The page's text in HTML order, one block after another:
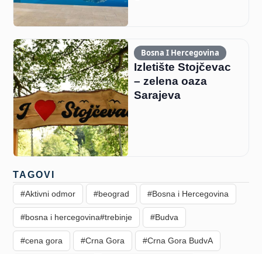
Bosna I Hercegovina
Izletište Stojčevac
– zelena oaza
Sarajeva
TAGOVI
#Aktivni odmor #beograd #Bosna i Hercegovina
#bosna i hercegovina#trebinje #Budva
#cena gora #Crna Gora #Crna Gora BudvA